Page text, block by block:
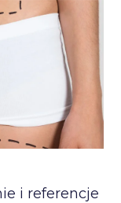
i referencje